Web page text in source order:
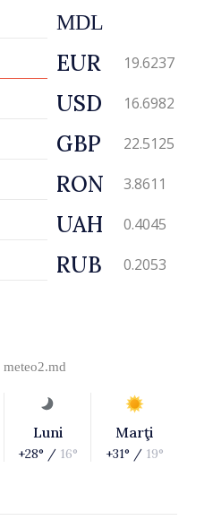
MDL
EUR 19.6237
USD 16.6982
GBP 22.5125
RON 3.8611
UAH 0.4045
RUB 0.2053
meteo2.md
Luni
+28° / 16°
Marţi
+31° / 19°